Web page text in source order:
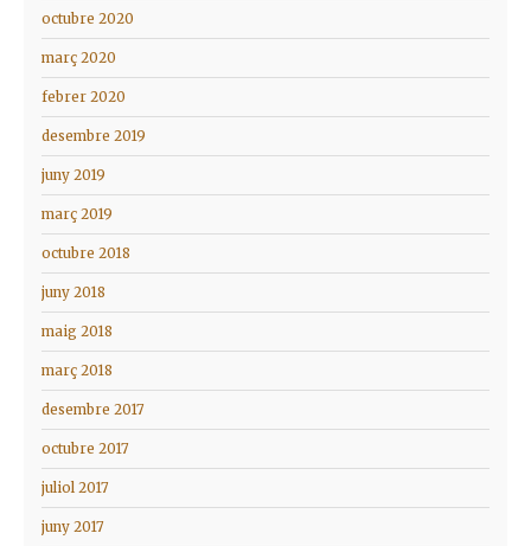
octubre 2020
març 2020
febrer 2020
desembre 2019
juny 2019
març 2019
octubre 2018
juny 2018
maig 2018
març 2018
desembre 2017
octubre 2017
juliol 2017
juny 2017